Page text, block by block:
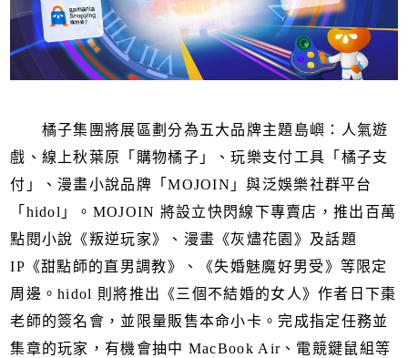
橘子集團將展區劃分為五大品牌主題島嶼：人氣遊
戲、線上秋葉原「購物橘子」、玩樂支付工具「橘子支
付」、漫畫小說品牌「MOJOIN」與泛娛樂社群平台
「hidol」。MOJOIN 將設立快閃線下專賣店，推出百萬
點閱小說《叛逆玩家》、漫畫《灰燼花園》及話題
IP《甜點師的直男調教》、《失婚魅魔好男受》等限定
周邊。hidol 則將推出《三個不結婚的女人》作者日下棗
老師的簽名會，並限量販售本命小卡。完成指定任務並
集章的玩家，有機會抽中 MacBook Air、電競鍵鼠組等